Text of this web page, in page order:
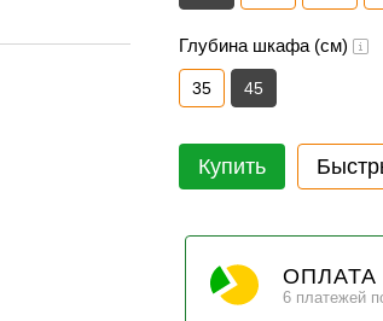
Глубина шкафа (см)
35 45
Купить
6 платежей